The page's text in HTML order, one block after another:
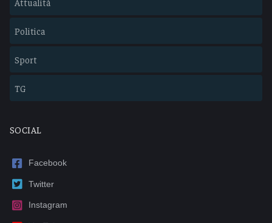
Politica
Sport
TG
SOCIAL
Facebook
Twitter
Instagram